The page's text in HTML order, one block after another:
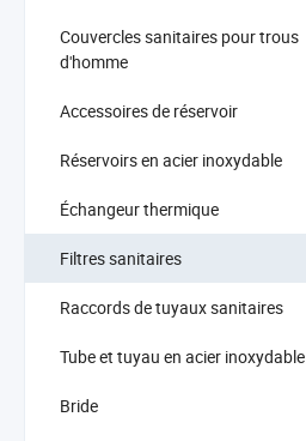
Couvercles sanitaires pour trous
d'homme
Accessoires de réservoir
Réservoirs en acier inoxydable
Échangeur thermique
Filtres sanitaires
Raccords de tuyaux sanitaires
Tube et tuyau en acier inoxydable
Bride